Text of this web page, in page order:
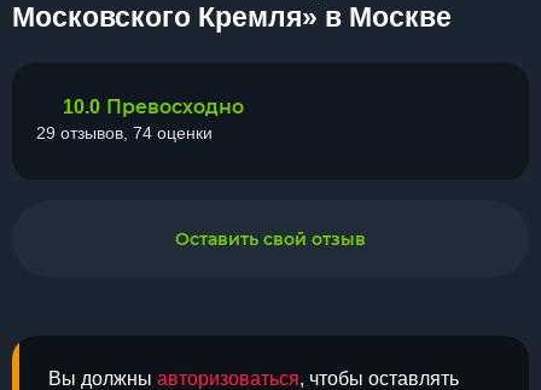
Московского Кремля» в Москве
Вы должны авторизоваться, чтобы оставлять
10.0 Превосходно
29 отзывов, 74 оценки
Оставить свой отзыв